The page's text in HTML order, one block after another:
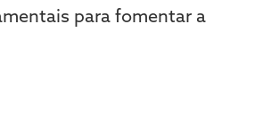
para fomentar a